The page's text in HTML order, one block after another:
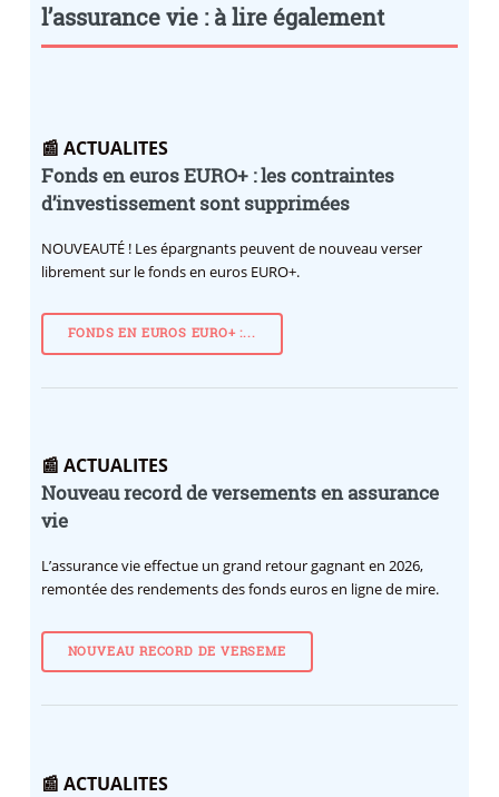
l’assurance vie : à lire également
📰 ACTUALITES
Fonds en euros EURO+ : les contraintes
d’investissement sont supprimées
NOUVEAUTÉ !Les épargnants peuvent de nouveau verser
librement sur le fonds en euros EURO+.
FONDS EN EUROS EURO+ :...
📰 ACTUALITES
Nouveau record de versements en assurance
vie
L’assurance vie effectue un grand retour gagnant en 2026,
remontée des rendements des fonds euros en ligne de mire.
NOUVEAU RECORD DE VERSEME
📰 ACTUALITES